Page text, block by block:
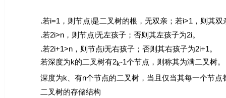
.若i=1，则节点i是二叉树的根，无双亲；若i>1，则其双
.若2i>n，则节点i无左孩子；否则其左孩子为2i。
.若2i+1>n，则节点i无右孩子；否则其右孩子为2i+1。
若深度为k的二叉树有2k-1个节点，则称其为满二叉树。
深度为k 、有n个节点的二叉树，当且仅当其每一个节点
二叉树的存储结构